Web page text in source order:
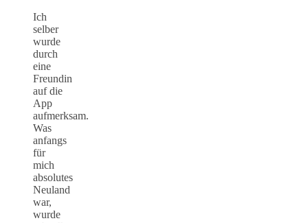
Ich
selber
wurde
durch
eine
Freundin
auf die
App
aufmerksam.
Was
anfangs
für
mich
absolutes
Neuland
war,
wurde